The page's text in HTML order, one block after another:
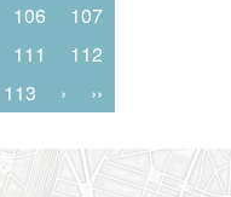
106
107
111
112
113
› ››